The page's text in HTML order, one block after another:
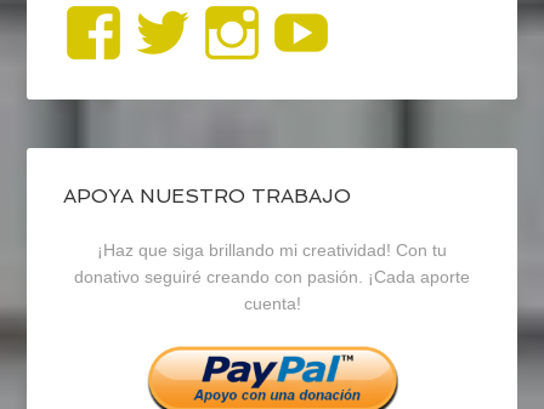
Ver
perfil
de
blogrecursosep
en
Facebook
Ver
perfil
de
recursosep
en
Twitter
Ver
perfil
de
recursosep
en
Instagram
APOYA NUESTRO TRABAJO
¡Haz que siga brillando mi creatividad! Con tu
donativo seguiré creando con pasión. ¡Cada aporte
cuenta!